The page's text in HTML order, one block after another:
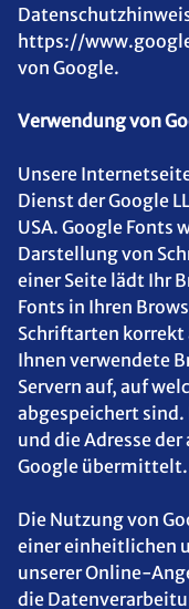
https://
von Google.
Verwendung von
Unsere
Dienst der Google
USA. Google Fonts
Darstellung von
einer Seite lädt Ihr
Fonts in Ihren
Schriftarten korrekt
Ihnen verwendete
Servern auf, auf
abgespeichert sind.
und die Adresse
Google übermittelt.
Die Nutzung von
einer einheitlichen
unserer Online-
die